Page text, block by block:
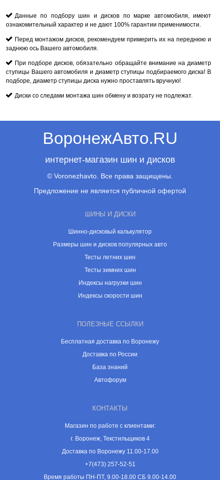
Данные по подбору шин и дисков по марке автомобиля, имеют
ознакомительный характер и не дают 100% гарантии применимости.
Перед монтажом дисков, рекомендуем примерить их на переднюю и
заднюю ось Вашего автомобиля.
При подборе дисков, обязательно обращайте внимание на диаметр
ступицы Вашего автомобиля и диаметр ступицы подбираемого диска! В
подборе, диаметр ступицы диска нужно проставлять вручную!
Диски со следами монтажа шин обмену и возрату не подлежат.
ВоронежАвто.RU
интернет-магазин шин и дисков
© Voronezhavto. Все права защищены.
Предложение не является публичной офертой
ШИНЫ И ДИСКИ
Шинно-дисковый калькулятор
Размеры шин и дисков популярных авто
Тесты летних шин
Тесты зимних шин
Индексы нагрузки шин
Индексы скорости шин
ПОЛЕЗНЫЕ ССЫЛКИ
Бесплатная доставка по Воронежу
Доставка по России
База знаний
Автофорум
КОНТАКТЫ
Магазин по работе с клиентами:
г. Воронеж, Текстильщиков 4
Доставка по Воронежу 11.00-17.00
+7(473) 257-52-51
Время работы ПН-ПТ, 9.00-18.00 СБ 9.00-14.00